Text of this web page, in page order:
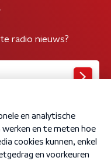
radio nieuws?